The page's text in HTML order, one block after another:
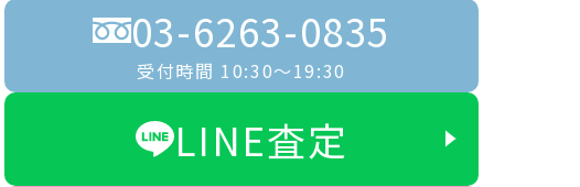
03-6263-0835
受付時間 10:30〜19:30
LINE査定